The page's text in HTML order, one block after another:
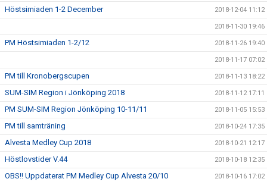
Höstsimiaden 1-2 December 2018-12-04 11:12
2018-11-30 19:46
PM Höstsimiaden 1-2/12 2018-11-26 19:40
2018-11-17 07:02
PM till Kronobergscupen 2018-11-13 18:22
SUM-SIM Region i Jönköping 2018 2018-11-12 17:11
PM SUM-SIM Region Jönköping 10-11/11 2018-11-05 15:53
PM till samträning 2018-10-24 17:35
Alvesta Medley Cup 2018 2018-10-21 12:17
Höstlovstider V.44 2018-10-18 12:35
OBS!! Uppdaterat PM Medley Cup Alvesta 20/10 2018-10-16 17:02